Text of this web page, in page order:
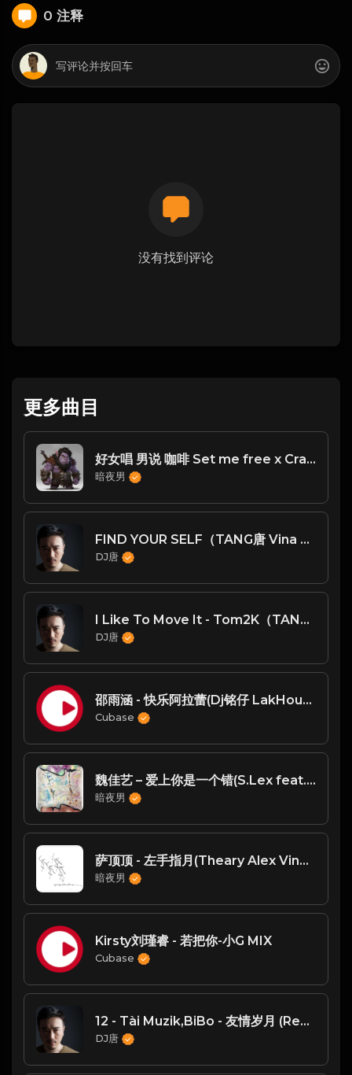
0 注释
没有找到评论
更多曲目
好女唱 男说 咖啡 Set me free x Crash Test
暗夜男
FIND YOUR SELF（TANG唐 Vina Mix）
DJ唐
I Like To Move It - Tom2K（TANG唐 Vina mix）
DJ唐
邵雨涵 - 快乐阿拉蕾(Dj铭仔 LakHouse Rmx 2023)
Cubase
魏佳艺 – 爱上你是一个错(S.Lex feat. SMD VinaHouse Remix) 越南鼓
暗夜男
萨顶顶 - 左手指月(Theary Alex VinaHouse 2025 MIX)
暗夜男
Kirsty刘瑾睿 - 若把你-小G MIX
Cubase
12 - Tài Muzik,BiBo - 友情岁月 (Remix)
DJ唐